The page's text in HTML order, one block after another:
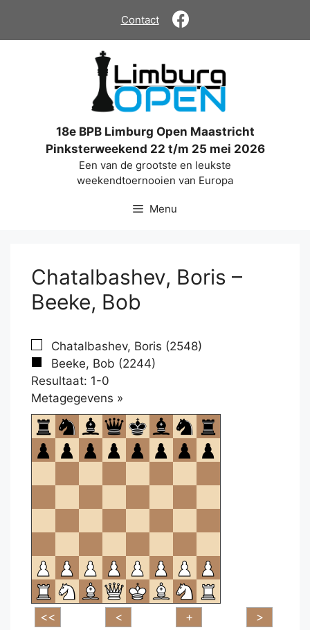
de
Contact
18e BPB Limburg Open Maastricht
Pinksterweekend 22 t/m 25 mei 2026
Een van de grootste en leukste
weekendtoernooien van Europa
Menu
Chatalbashev, Boris –
Beeke, Bob
Chatalbashev, Boris (2548)
Beeke, Bob (2244)
Resultaat: 1-0
Metagegevens »
om
te
openen.